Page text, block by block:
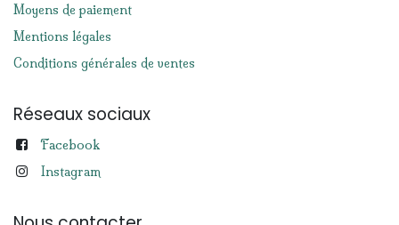
Moyens de paiement
Mentions légales
Conditions générales de ventes
Réseaux sociaux
Facebook
Instagram